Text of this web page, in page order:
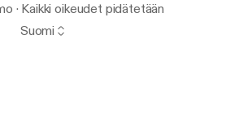
· Kaikki oikeudet pidätetään
Suomi